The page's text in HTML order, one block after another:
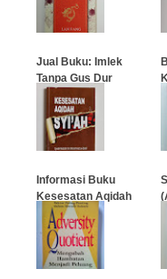
…
Jual Buku: Imlek
Tanpa Gus Dur
Informasi Buku
Kesesatan Aqidah
Syi'ah
…